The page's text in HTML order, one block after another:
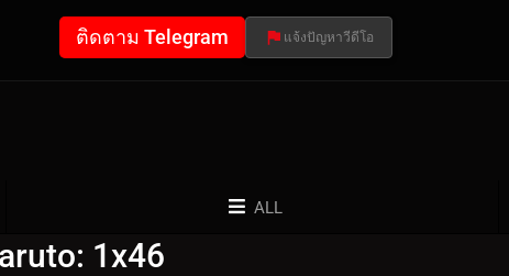
ติดตาม Telegram แจ้งปัญหาวีดีโอ
ALL
1x46